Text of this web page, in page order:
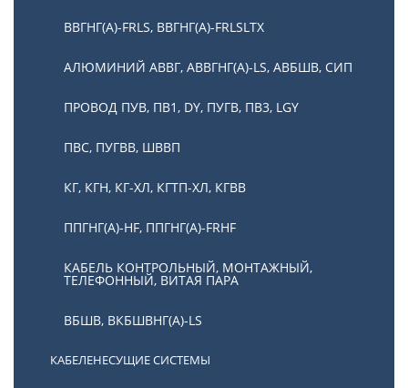
ВВГНГ(А)-FRLS, ВВГНГ(А)-FRLSLTX
АЛЮМИНИЙ АВВГ, АВВГНГ(А)-LS, АВБШВ, СИП
ПРОВОД ПУВ, ПВ1, DY, ПУГВ, ПВ3, LGY
ПВС, ПУГВВ, ШВВП
КГ, КГН, КГ-ХЛ, КГТП-ХЛ, КГВВ
ППГНГ(А)-HF, ППГНГ(А)-FRHF
КАБЕЛЬ КОНТРОЛЬНЫЙ, МОНТАЖНЫЙ,
ТЕЛЕФОННЫЙ, ВИТАЯ ПАРА
ВБШВ, ВКБШВНГ(А)-LS
КАБЕЛЕНЕСУЩИЕ СИСТЕМЫ